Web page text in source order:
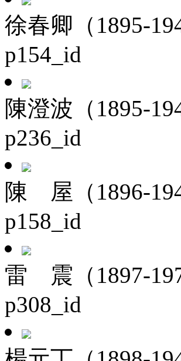
徐春卿（1895-
p154_id
陳澄波（1895-
p236_id
陳 屋（1896-
p158_id
雷 震（1897-
p308_id